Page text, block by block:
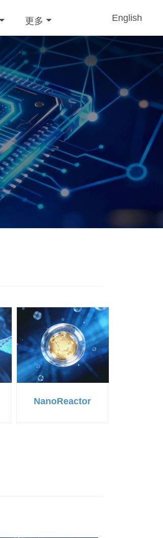
更多 English
NanoReactor